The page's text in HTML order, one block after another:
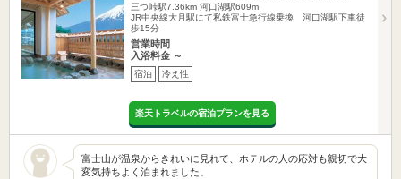
三つ峠駅7.36km 河口湖駅609m
JR中央線大月駅にて私鉄富士急行線乗換 河口湖駅下車徒
歩15分
営業時間
入浴料金 ～
宿泊 冷え性
楽天トラベルの宿泊プランを見る
富士山が温泉からきれいに見れて、ホテルの人の応対も親切で大
変気持ちよく泊まれました。